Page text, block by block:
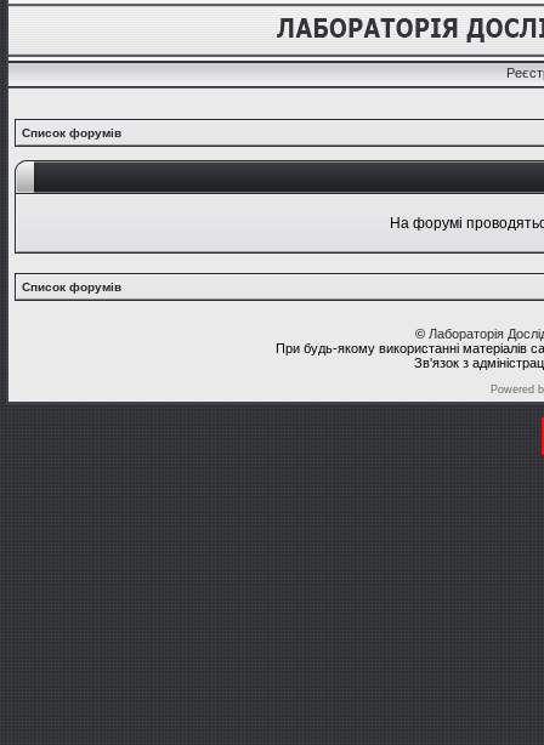
Список форумів
На форумі
Список форумів
© Лабораторія
При будь-якому використанні матеріалів
Зв'язок з
Powered